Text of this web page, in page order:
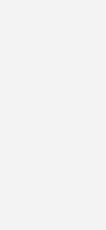
und der
das neue Angebot Tübingen
Reimann erklärt: „Der
ist aus allen Richtungen gut
können sich bei
der jeweiligen Niederlassung
Um das Ganze für
führt der
das ab
ab 2024 beim
zur
Tag der Wärmepumpe